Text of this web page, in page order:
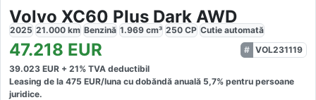
Volvo XC60 Plus Dark AWD
2025 21.000 km Benzină 1.969 cm³ 250 CP Cutie automată
47.218 EUR
VOL231119
39.023 EUR + 21% TVA deductibil
Leasing de la 475 EUR/luna cu dobăndă anuală 5,7% pentru persoane
juridice.